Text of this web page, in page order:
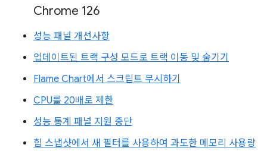
Chrome 126
성능 패널 개선사항
업데이트된 트랙 구성 모드로 트랙 이동 및 숨기기
Flame Chart에서 스크립트 무시하기
CPU를 20배로 제한
성능 통계 패널 지원 중단
힙 스냅샷에서 새 필터를 사용하여 과도한 메모리 사용량